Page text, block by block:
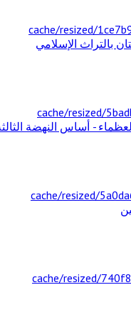
بالتراث الإسلامي
- أساس النهضة